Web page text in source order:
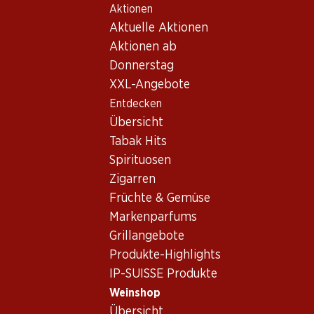
Aktionen
Aktuelle Aktionen
Aktionen ab
Donnerstag
XXL-Angebote
Entdecken
Übersicht
Tabak Hits
Spirituosen
Zigarren
Früchte & Gemüse
Markenparfums
Grillangebote
Produkte-Highlights
IP-SUISSE Produkte
Weinshop
Wein/Champagner
La Mancha
Bio Paso a Paso Vino de la Tierra Castilla
Vorderseite Rückseite